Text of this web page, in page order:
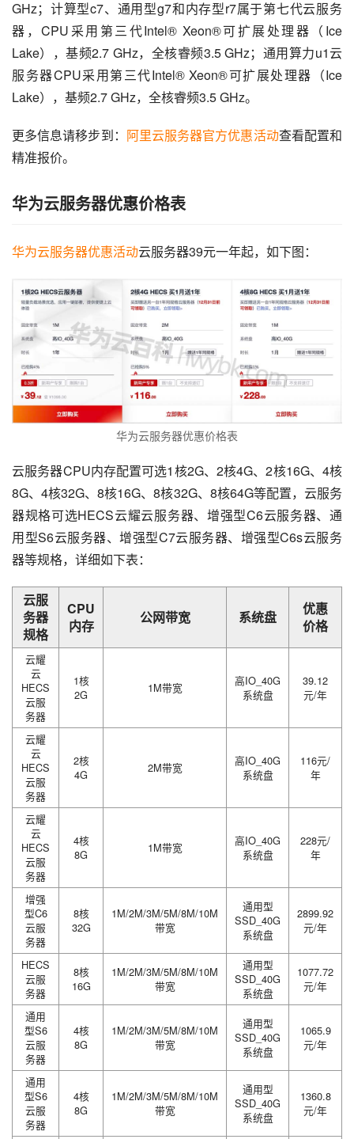
GHz；计算型c7、通用型g7和内存型r7属于第七代云服务
器，CPU采用第三代Intel® Xeon®可扩展处理器（Ice
Lake），基频2.7 GHz，全核睿频3.5 GHz；通用算力u1云
服务器CPU采用第三代Intel® Xeon®可扩展处理器（Ice
Lake），基频2.7 GHz，全核睿频3.5 GHz。
更多信息请移步到： 阿里云服务器官方优惠活动查看配置和
精准报价。
华为云服务器优惠价格表
华为云服务器优惠活动云服务器39元一年起，如下图：
华为云服务器优惠价格表
云服务器CPU内存配置可选1核2G、2核4G、2核16G、4核
8G、4核32G、8核16G、8核32G、8核64G等配置，云服务
器规格可选HECS云耀云服务器、增强型C6云服务器、通
用型S6云服务器、增强型C7云服务器、增强型C6s云服务
器等规格，详细如下表：
云服
务器
规格
CPU
内存
公网带宽 系统盘
优惠
价格
云耀
云
HECS
云服
务器
1核
2G
1M带宽
高IO_40G
系统盘
39.12
元/年
云耀
云
HECS
云服
务器
2核
4G
2M带宽
高IO_40G
系统盘
116元/
年
云耀
云
HECS
云服
务器
4核
8G
1M带宽
高IO_40G
系统盘
228元/
年
增强
型C6
云服
务器
8核
32G
1M/2M/3M/5M/8M/10M
带宽
通用型
SSD_40G
系统盘
2899.92
元/年
HECS
云服
务器
8核
16G
1M/2M/3M/5M/8M/10M
带宽
通用型
SSD_40G
系统盘
1077.72
元/年
通用
型S6
云服
务器
4核
8G
1M/2M/3M/5M/8M/10M
带宽
通用型
SSD_40G
系统盘
1065.9
元/年
通用
型S6
云服
务器
4核
8G
1M/2M/3M/5M/8M/10M
带宽
通用型
SSD_40G
系统盘
1360.8
元/年